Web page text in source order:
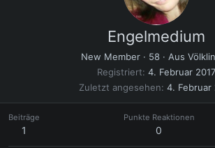
Engelmedium
New Member · 58 · Aus
Registriert 4. Februar 2017
Zuletzt angesehen 4. Februar
Beiträge
1
Punkte Reaktionen
0